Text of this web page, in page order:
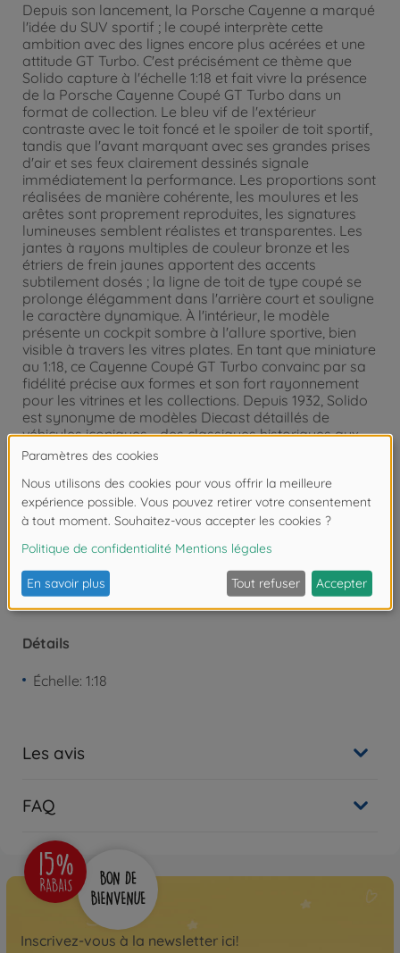
Depuis son lancement, la Porsche Cayenne a marqué
l'idée du SUV sportif ; le coupé interprète cette
ambition avec des lignes encore plus acérées et une
attitude GT Turbo. C'est précisément ce thème que
Solido capture à l'échelle 1:18 et fait vivre la présence
de la Porsche Cayenne Coupé GT Turbo dans un
format de collection. Le bleu vif de l'extérieur
contraste avec le toit foncé et le spoiler de toit sportif,
tandis que l'avant marquant avec ses grandes prises
d'air et ses feux clairement dessinés signale
immédiatement la performance. Les proportions sont
réalisées de manière cohérente, les moulures et les
arêtes sont proprement reproduites, les signatures
lumineuses semblent réalistes et transparentes. Les
jantes à rayons multiples de couleur bronze et les
étriers de frein jaunes apportent des accents
subtilement dosés ; la ligne de toit de type coupé se
prolonge élégamment dans l'arrière court et souligne
le caractère dynamique. À l'intérieur, le modèle
présente un cockpit sombre à l'allure sportive, bien
visible à travers les vitres plates. En tant que miniature
au 1:18, ce Cayenne Coupé GT Turbo convainc par sa
fidélité précise aux formes et son fort rayonnement
pour les vitrines et les collections. Depuis 1932, Solido
est synonyme de modèles Diecast détaillés de
véhicules iconiques - des classiques historiques aux
voitures de sport modernes.
Attention !Ne convient pas aux enfants de
moins de 3 ans. Risque d'asphyxie lié à la
présence de pièces de petite taille.
Détails
Échelle: 1:18
Les avis
FAQ
Inscrivez-vous à la newsletter ici!